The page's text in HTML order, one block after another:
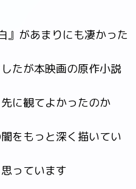
』があまりにも凄かった
たが本映画の原作小説
に観てよかったのか
をもっと深く描いてい
っています